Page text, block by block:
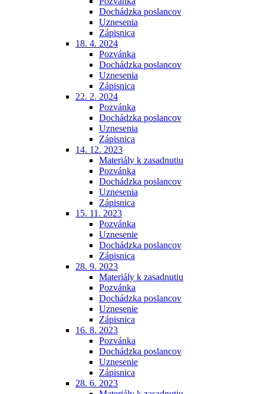
Dochádzka poslancov
Uznesenia
Zápisnica
18. 4. 2024
Pozvánka
Dochádzka poslancov
Uznesenia
Zápisnica
22. 2. 2024
Pozvánka
Dochádzka poslancov
Uznesenia
Zápisnica
14. 12. 2023
Materiály k zasadnutiu
Pozvánka
Dochádzka poslancov
Uznesenia
Zápisnica
15. 11. 2023
Pozvánka
Uznesenie
Dochádzka poslancov
Zápisnica
28. 9. 2023
Materiály k zasadnutiu
Pozvánka
Dochádzka poslancov
Uznesenie
Zápisnica
16. 8. 2023
Pozvánka
Dochádzka poslancov
Uznesenie
Zápisnica
28. 6. 2023